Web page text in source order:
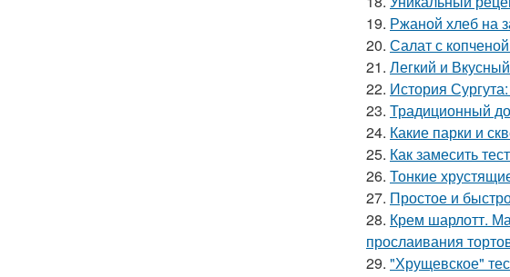
19. Ржаной хлеб на
20. Салат с
21. Легкий и
22. История
23. Традиционный
24. Какие парки и
25. Как замесить
26. Тонкие
27. Простое и
28. Крем шарлотт.
прослаивания
29. "Хрущевское"